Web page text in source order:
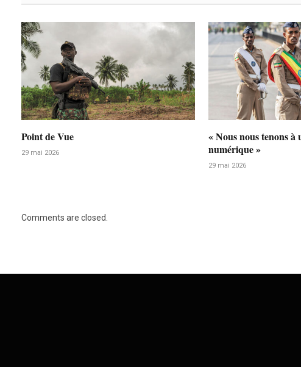
Point de Vue
29 mai 2026
« Nous nous tenons
numérique »
29 mai 2026
Comments are closed.